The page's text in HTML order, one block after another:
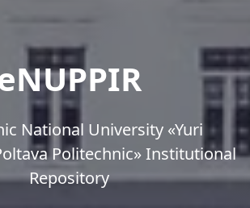
National University «Yuri
Politechnic» Institutional
Repository